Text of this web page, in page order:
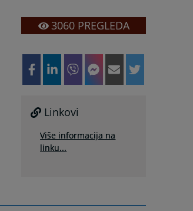
3060PREGLEDA
Linkovi
Više informacija na
linku...